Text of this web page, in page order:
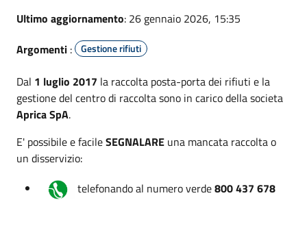
Ultimo aggiornamento: 26 gennaio 2026, 15:35
Argomenti : Gestione rifiuti
Dal 1 luglio 2017 la raccolta posta-porta dei rifiuti e la
gestione del centro di raccolta sono in carico della societa
Aprica SpA.
E' possibile e facileSEGNALARE una mancata raccolta o
un disservizio:
telefonando al numero verde800 437 678